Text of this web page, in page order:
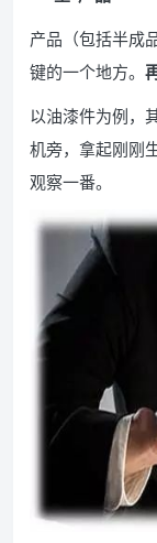
产品（包括半成
键的一个地方。
以油漆件为例，
机旁，拿起刚刚
观察一番。